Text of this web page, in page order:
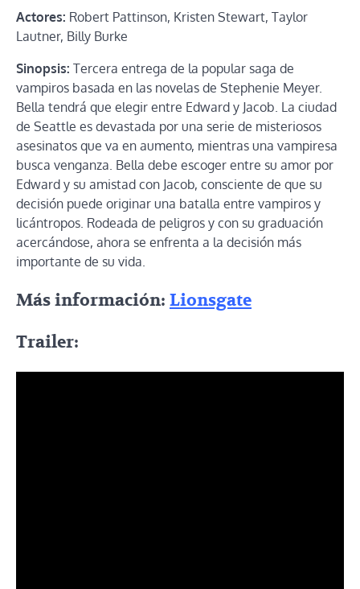
Actores: Robert Pattinson, Kristen Stewart, Taylor
Lautner, Billy Burke
Sinopsis: Tercera entrega de la popular saga de
vampiros basada en las novelas de Stephenie Meyer.
Bella tendrá que elegir entre Edward y Jacob. La ciudad
de Seattle es devastada por una serie de misteriosos
asesinatos que va en aumento, mientras una vampiresa
busca venganza. Bella debe escoger entre su amor por
Edward y su amistad con Jacob, consciente de que su
decisión puede originar una batalla entre vampiros y
licántropos. Rodeada de peligros y con su graduación
acercándose, ahora se enfrenta a la decisión más
importante de su vida.
Más información: Lionsgate
Trailer: